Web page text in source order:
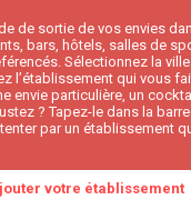
de sortie de vos envies
bars, hôtels, salles de
Sélectionnez la
l’établissement qui vous
envie particulière, un
? Tapez-le dans la
par un établissement
votre établissement